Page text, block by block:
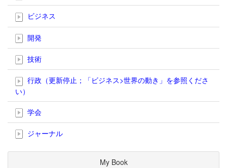
ビジネス
開発
技術
行政（更新停止；「ビジネス>世界の動き」を参照くださ
い）
学会
ジャーナル
My Book